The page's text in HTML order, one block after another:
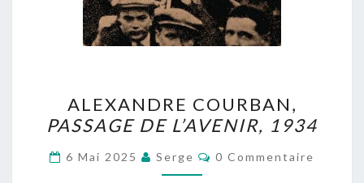
COURBAN,
PASSAGE
DE
L’AVENIR,
ALEXANDRE COURBAN,
PASSAGE DE L’AVENIR, 1934
6 Mai 2025 Serge Commentaires
0 Commentaire